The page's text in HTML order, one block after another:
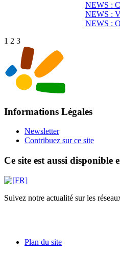
NEWS :
NEWS :
NEWS :
1 2 3
Informations Légales
Newsletter
Contribuez sur ce site
Ce site est aussi disponible
Suivez notre actualité sur les
Plan du site